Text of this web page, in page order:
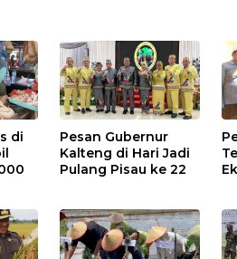
di
Pesan Gubernur
Kalteng di Hari Jadi
Pulang Pisau ke 22